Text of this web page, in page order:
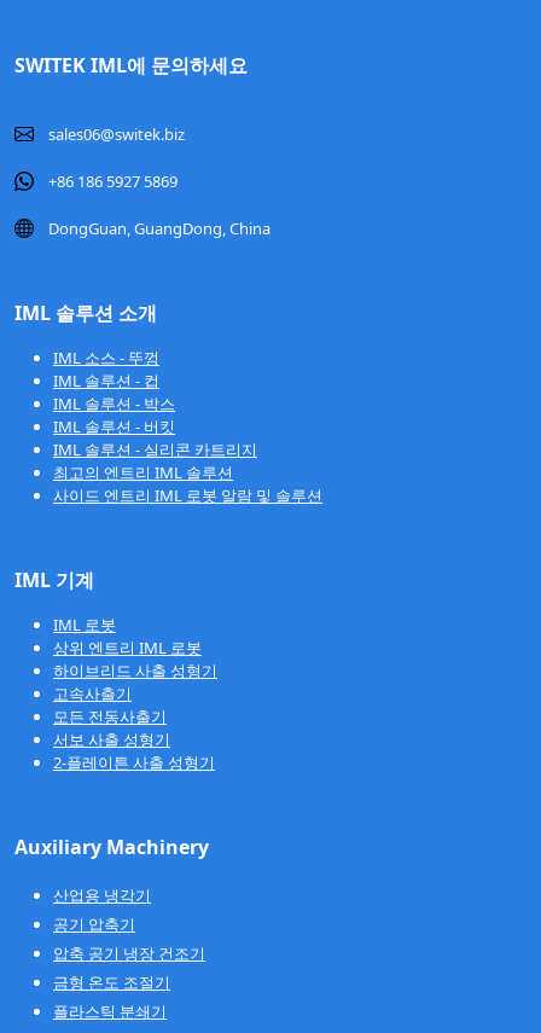
SWITEK IML에 문의하세요
sales06@switek.biz
+86 186 5927 5869
DongGuan, GuangDong, China
IML 솔루션 소개
IML 소스 - 뚜껑
IML 솔루션 - 컵
IML 솔루션 - 박스
IML 솔루션 - 버킷
IML 솔루션 - 실리콘 카트리지
최고의 엔트리 IML 솔루션
사이드 엔트리 IML 로봇 알람 및 솔루션
IML 기계
IML 로봇
상위 엔트리 IML 로봇
하이브리드 사출 성형기
고속사출기
모든 전동사출기
서보 사출 성형기
2-플레이튼 사출 성형기
Auxiliary Machinery
산업용 냉각기
공기 압축기
압축 공기 냉장 건조기
금형 온도 조절기
플라스틱 분쇄기